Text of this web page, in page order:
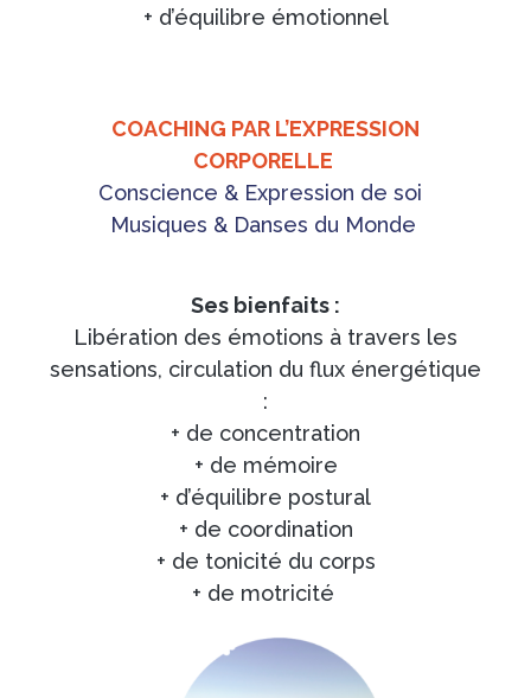
+ d’équilibre émotionnel
COACHING PAR L’EXPRESSION
CORPORELLE
Conscience & Expression de soi
Musiques & Danses du Monde
Ses bienfaits :
Libération des émotions à travers les
sensations, circulation du flux énergétique
:
+ de concentration
+ de mémoire
+ d’équilibre postural
+ de coordination
+ de tonicité du corps
+ de motricité